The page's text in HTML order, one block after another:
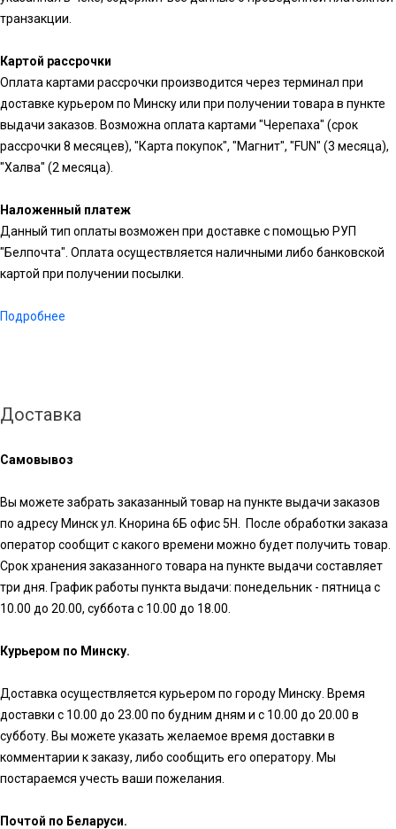
транзакции.
Картой рассрочки
Оплата картами рассрочки производится через терминал при
доставке курьером по Минску или при получении товара в пункте
выдачи заказов. Возможна оплата картами "Черепаха" (срок
рассрочки 8 месяцев), "Карта покупок", "Магнит", "FUN" (3 месяца),
"Халва" (2 месяца).
Наложенный платеж
Данный тип оплаты возможен при доставке с помощью РУП
"Белпочта". Оплата осуществляется наличными либо банковской
картой при получении посылки.
Подробнее
Доставка
Самовывоз
Вы можете забрать заказанный товар на пункте выдачи заказов
по адресу Минск ул. Кнорина 6Б офис 5Н. После обработки заказа
оператор сообщит с какого времени можно будет получить товар.
Срок хранения заказанного товара на пункте выдачи составляет
три дня. График работы пункта выдачи: понедельник - пятница с
10.00 до 20.00, суббота с 10.00 до 18.00.
Курьером по Минску.
Доставка осуществляется курьером по городу Минску. Время
доставки с 10.00 до 23.00 по будним дням и с 10.00 до 20.00 в
субботу. Вы можете указать желаемое время доставки в
комментарии к заказу, либо сообщить его оператору. Мы
постараемся учесть ваши пожелания.
Почтой по Беларуси.